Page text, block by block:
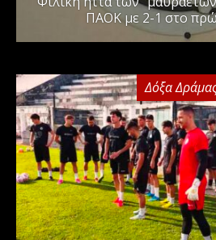
ΠΑΟΚ με 2-1 στο
Δόξα